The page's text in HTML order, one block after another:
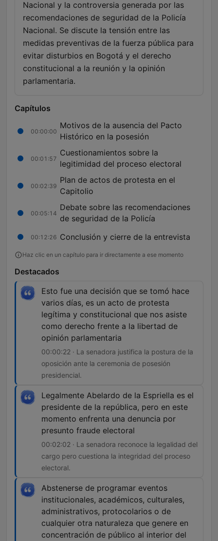
Nacional y la controversia generada por las
recomendaciones de seguridad de la Policía
Nacional. Se discute la tensión entre las
medidas preventivas de la fuerza pública para
evitar disturbios en Bogotá y el derecho
constitucional a la reunión y la opinión
parlamentaria.
Capítulos
00:00:00
Motivos de la ausencia del Pacto
Histórico en la posesión
00:01:57
Cuestionamientos sobre la
legitimidad del proceso electoral
00:02:39
Plan de actos de protesta en el
Capitolio
00:05:14
Debate sobre las recomendaciones
de seguridad de la Policía
00:12:26 Conclusión y cierre de la entrevista
Haz clic en un capítulo para ir directamente a ese momento
Destacados
Esto fue una decisión que se tomó hace
varios días, es un acto de protesta
legítima y constitucional que nos asiste
como derecho frente a la libertad de
opinión parlamentaria
00:00:22 · La senadora justifica la postura de la
oposición ante la ceremonia de posesión
presidencial.
Legalmente Abelardo de la Espriella es el
presidente de la república, pero en este
momento enfrenta una denuncia por
presunto fraude electoral
00:02:02 · La senadora reconoce la legalidad del
cargo pero cuestiona la integridad del proceso
electoral.
Abstenerse de programar eventos
institucionales, académicos, culturales,
administrativos, protocolarios o de
cualquier otra naturaleza que genere en
concentración de público al interior del